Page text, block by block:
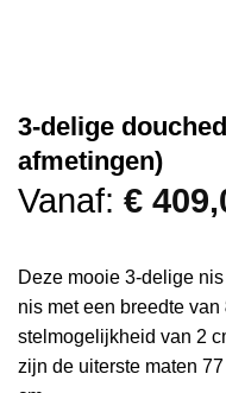
3-delige
afmetingen)
Vanaf: €
Deze mooie 3-delige
nis met een breedte van
stelmogelijkheid van 2
zijn de uiterste maten